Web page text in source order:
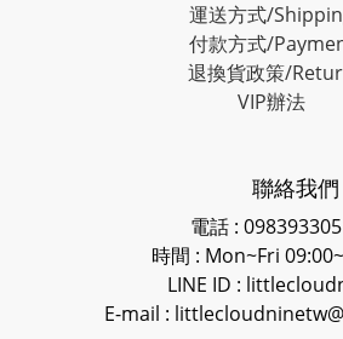
運送方式/
付款方式/
退換貨政策/
VIP辦法
聯絡我們
電話 :
時間 : Mon~Fri
LINE ID :
E-mail :